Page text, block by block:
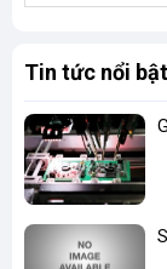
Tin tức nổi bật